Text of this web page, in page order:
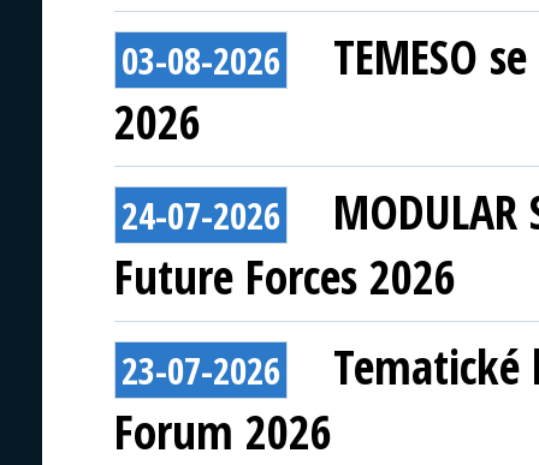
03-08-2026
TEMESO
2026
24-07-2026
Future Forces 2026
23-07-2026
Tematické
Forum 2026